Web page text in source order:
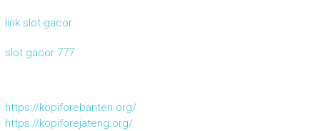
link slot gacor
slot gacor 777
https://kopiforebanten.org/
https://kopiforejateng.org/